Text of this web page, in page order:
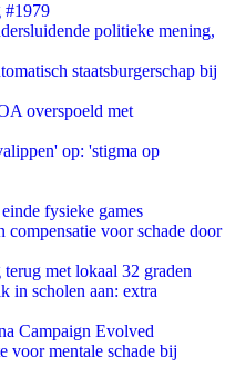
#1979
politieke mening,
staatsburgerschap bij
overspoeld met
op: 'stigma op
fysieke games
voor schade door
met lokaal 32 graden
in scholen aan: extra
Campaign Evolved
voor mentale schade bij